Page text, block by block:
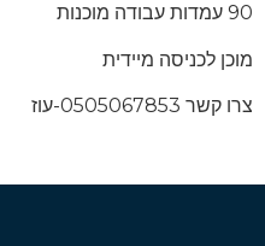
90 עמדות עבודה מוכנות
מוכן לכניסה מיידית
צרו קשר 0505067853-עוז